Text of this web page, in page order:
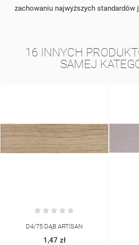
zachowaniu najwyższych standardów
16 INNYCH
SAMEJ
203 POPIEL
1,26 zł